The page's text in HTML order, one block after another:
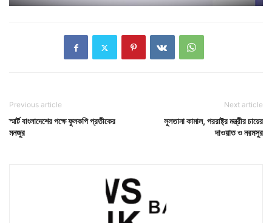
Previous article
স্মার্ট বাংলাদেশের পক্ষে ফুলকপি প্রতীকের
মনজুর
Next article
সুলতানা কামাল, পররাষ্ট্র মন্ত্রীর চায়ের
দাওয়াত ও নরমসুর